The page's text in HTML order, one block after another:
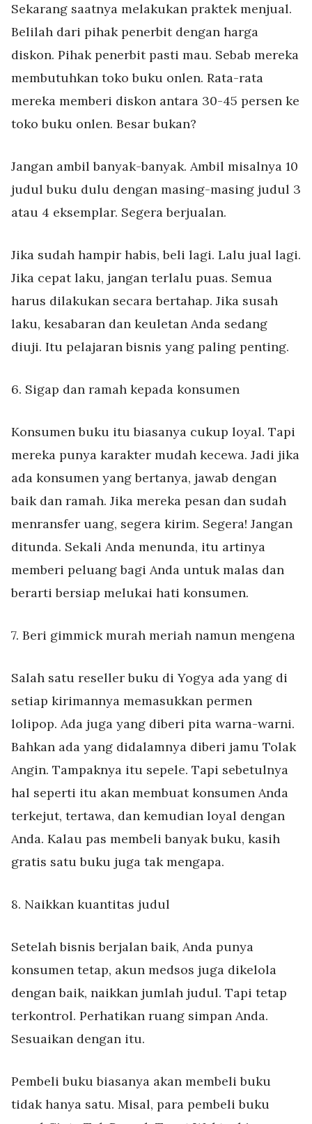
Sekarang saatnya melakukan praktek menjual.
Belilah dari pihak penerbit dengan harga
diskon. Pihak penerbit pasti mau. Sebab mereka
membutuhkan toko buku onlen. Rata-rata
mereka memberi diskon antara 30-45 persen ke
toko buku onlen. Besar bukan?
Jangan ambil banyak-banyak. Ambil misalnya 10
judul buku dulu dengan masing-masing judul 3
atau 4 eksemplar. Segera berjualan.
Jika sudah hampir habis, beli lagi. Lalu jual lagi.
Jika cepat laku, jangan terlalu puas. Semua
harus dilakukan secara bertahap. Jika susah
laku, kesabaran dan keuletan Anda sedang
diuji. Itu pelajaran bisnis yang paling penting.
6. Sigap dan ramah kepada konsumen
Konsumen buku itu biasanya cukup loyal. Tapi
mereka punya karakter mudah kecewa. Jadi jika
ada konsumen yang bertanya, jawab dengan
baik dan ramah. Jika mereka pesan dan sudah
menransfer uang, segera kirim. Segera! Jangan
ditunda. Sekali Anda menunda, itu artinya
memberi peluang bagi Anda untuk malas dan
berarti bersiap melukai hati konsumen.
7. Beri gimmick murah meriah namun mengena
Salah satu reseller buku di Yogya ada yang di
setiap kirimannya memasukkan permen
lolipop. Ada juga yang diberi pita warna-warni.
Bahkan ada yang didalamnya diberi jamu Tolak
Angin. Tampaknya itu sepele. Tapi sebetulnya
hal seperti itu akan membuat konsumen Anda
terkejut, tertawa, dan kemudian loyal dengan
Anda. Kalau pas membeli banyak buku, kasih
gratis satu buku juga tak mengapa.
8. Naikkan kuantitas judul
Setelah bisnis berjalan baik, Anda punya
konsumen tetap, akun medsos juga dikelola
dengan baik, naikkan jumlah judul. Tapi tetap
terkontrol. Perhatikan ruang simpan Anda.
Sesuaikan dengan itu.
Pembeli buku biasanya akan membeli buku
tidak hanya satu. Misal, para pembeli buku